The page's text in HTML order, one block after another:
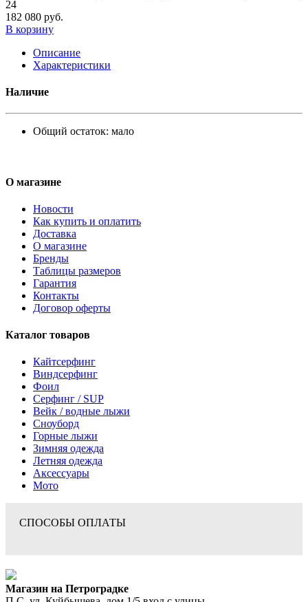
24
182 080 руб.
В корзину
Описание
Характеристики
Наличие
Общий остаток: мало
О магазине
Новости
Как купить и оплатить
Доставка
О магазине
Бренды
Таблицы размеров
Гарантия
Контакты
Договор оферты
Каталог товаров
Кайтсерфинг
Виндсерфинг
Фоил
Серфинг / SUP
Вейк / водные лыжи
Сноуборд
Горные лыжи
Зимняя одежда
Летняя одежда
Аксессуары
Мото
СПОСОБЫ ОПЛАТЫ
Магазин на Петроградке